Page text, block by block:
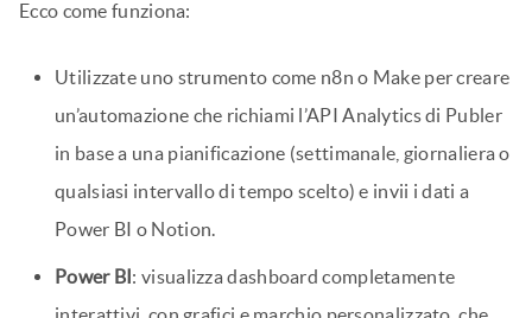
Esempio: Cruscotti dinamici
Le agenzie che si destreggiano tra più clienti e report
settimanali conoscono bene la difficoltà. E se i dashboard
sulle campagne di Publer potrebbero confluire